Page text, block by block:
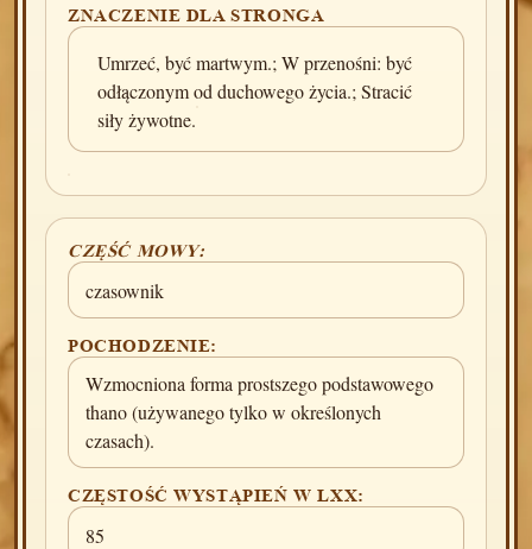
ZNACZENIE DLA STRONGA
Umrzeć, być martwym.; W przenośni: być
odłączonym od duchowego życia.; Stracić
siły żywotne.
CZĘŚĆ MOWY:
czasownik
POCHODZENIE:
Wzmocniona forma prostszego podstawowego
thano (używanego tylko w określonych
czasach).
CZĘSTOŚĆ WYSTĄPIEŃ W LXX:
85